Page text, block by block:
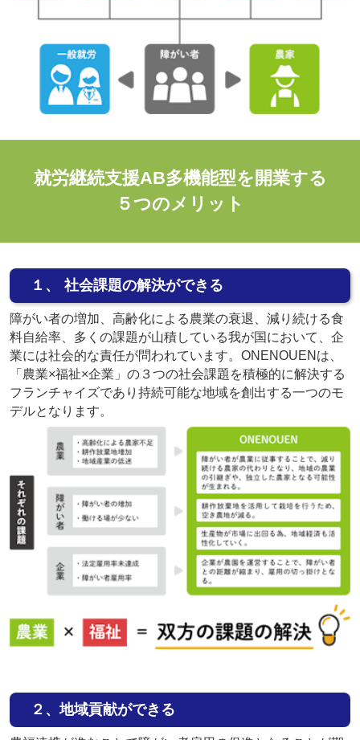
就労継続支援AB多機能型を開業する
５つのメリット
１、 社会課題の解決ができる
障がい者の増加、高齢化による農業の衰退、減り続ける食
料自給率、多くの課題が山積している我が国において、企
業には社会的な責任が問われています。ONENOUENは、
「農業×福祉×企業」の３つの社会課題を積極的に解決する
フランチャイズであり持続可能な地域を創出する一つのモ
デルとなります。
２、地域貢献ができる